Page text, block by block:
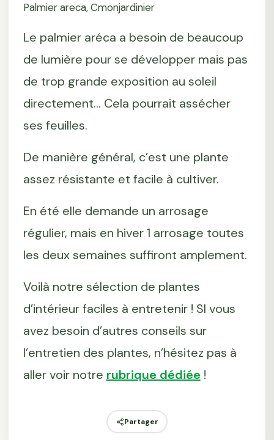
Palmier areca, Cmonjardinier
Le palmier aréca a besoin de beaucoup
de lumière pour se développer mais pas
de trop grande exposition au soleil
directement... Cela pourrait assécher
ses feuilles.
De manière général, c’est une plante
assez résistante et facile à cultiver.
En été elle demande un arrosage
régulier, mais en hiver 1 arrosage toutes
les deux semaines suffiront amplement.
Voilà notre sélection de plantes
d’intérieur faciles à entretenir ! SI vous
avez besoin d’autres conseils sur
l’entretien des plantes, n’hésitez pas à
aller voir notre rubrique dédiée !
Partager